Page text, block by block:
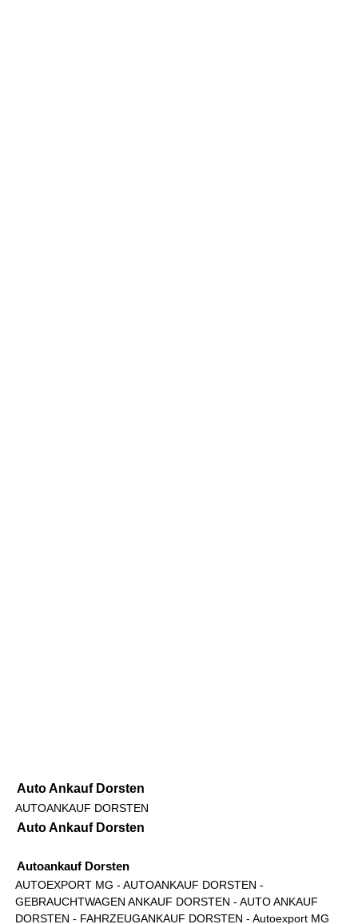
Auto Ankauf Dorsten
AUTOANKAUF DORSTEN
Auto Ankauf Dorsten
Autoankauf Dorsten
AUTOEXPORT MG - AUTOANKAUF DORSTEN -
GEBRAUCHTWAGEN ANKAUF DORSTEN - AUTO ANKAUF
DORSTEN - FAHRZEUGANKAUF DORSTEN - Autoexport MG